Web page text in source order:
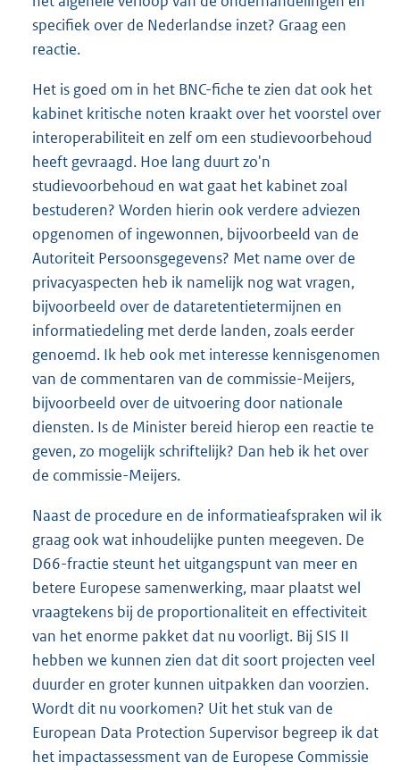
specifiek over de Nederlandse inzet? Graag een
reactie.
Het is goed om in het BNC-fiche te zien dat ook het
kabinet kritische noten kraakt over het voorstel over
interoperabiliteit en zelf om een studievoorbehoud
heeft gevraagd. Hoe lang duurt zo'n
studievoorbehoud en wat gaat het kabinet zoal
bestuderen? Worden hierin ook verdere adviezen
opgenomen of ingewonnen, bijvoorbeeld van de
Autoriteit Persoonsgegevens? Met name over de
privacyaspecten heb ik namelijk nog wat vragen,
bijvoorbeeld over de dataretentietermijnen en
informatiedeling met derde landen, zoals eerder
genoemd. Ik heb ook met interesse kennisgenomen
van de commentaren van de commissie-Meijers,
bijvoorbeeld over de uitvoering door nationale
diensten. Is de Minister bereid hierop een reactie te
geven, zo mogelijk schriftelijk? Dan heb ik het over
de commissie-Meijers.
Naast de procedure en de informatieafspraken wil ik
graag ook wat inhoudelijke punten meegeven. De
D66-fractie steunt het uitgangspunt van meer en
betere Europese samenwerking, maar plaatst wel
vraagtekens bij de proportionaliteit en effectiviteit
van het enorme pakket dat nu voorligt. Bij SIS II
hebben we kunnen zien dat dit soort projecten veel
duurder en groter kunnen uitpakken dan voorzien.
Wordt dit nu voorkomen? Uit het stuk van de
European Data Protection Supervisor begreep ik dat
het impactassessment van de Europese Commissie